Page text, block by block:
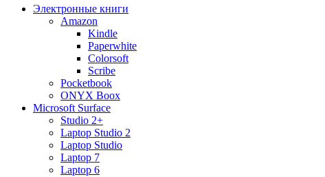
Электронные книги
Amazon
Kindle
Paperwhite
Colorsoft
Scribe
Pocketbook
ONYX Boox
Microsoft Surface
Studio 2+
Laptop Studio 2
Laptop Studio
Laptop 7
Laptop 6